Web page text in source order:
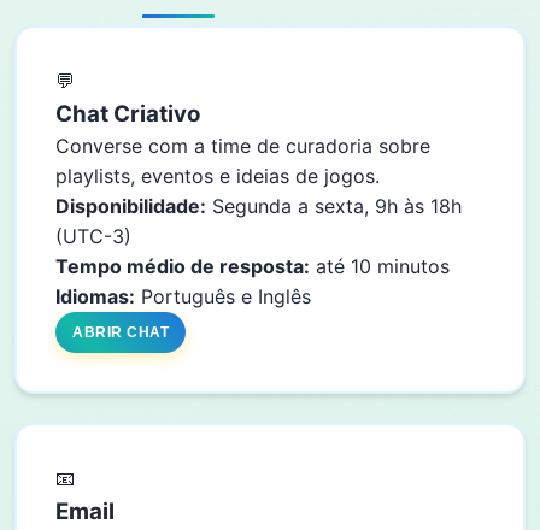
💬
Chat Criativo
Converse com a time de curadoria sobre
playlists, eventos e ideias de jogos.
Disponibilidade: Segunda a sexta, 9h às 18h
(UTC-3)
Tempo médio de resposta: até 10 minutos
Idiomas: Português e Inglês
ABRIR CHAT
📧
Email